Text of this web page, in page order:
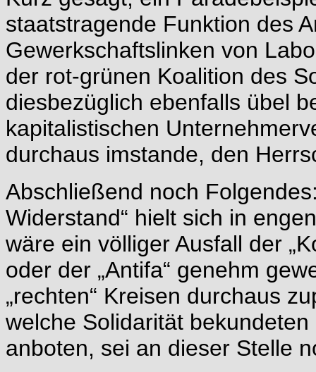
staatstragende Funktion des
Gewerkschaftslinken von
der rot-grünen Koalition des
diesbezüglich ebenfalls übel
kapitalistischen
durchaus imstande, den
Abschließend noch
Widerstand“ hielt sich in
wäre ein völliger Ausfall der
oder der „Antifa“ genehm
„rechten“ Kreisen durchaus
welche Solidarität
anboten, sei an dieser Stelle